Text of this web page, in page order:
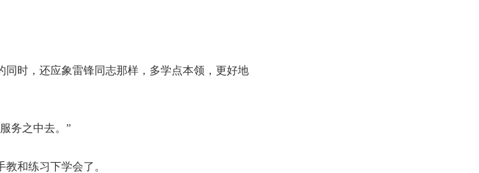
时，还应象雷锋同志那样，多学点本领，更好地
务之中去。”
和练习下学会了。